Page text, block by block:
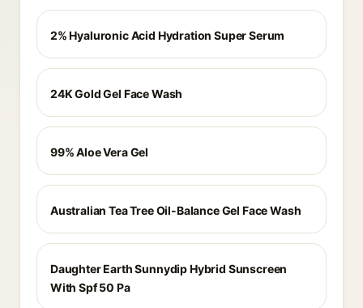
2% Hyaluronic Acid Hydration Super Serum
24K Gold Gel Face Wash
99% Aloe Vera Gel
Australian Tea Tree Oil-Balance Gel Face Wash
Daughter Earth Sunnydip Hybrid Sunscreen
With Spf 50 Pa